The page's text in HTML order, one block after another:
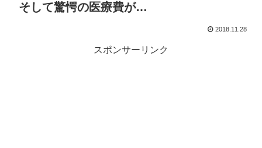
そして驚愕の医療費が…
2018.11.28
スポンサーリンク